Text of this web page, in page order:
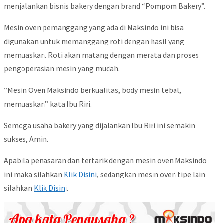
menjalankan bisnis bakery dengan brand “Pompom Bakery”.
Mesin oven pemanggang yang ada di Maksindo ini bisa
digunakan untuk memanggang roti dengan hasil yang
memuaskan. Roti akan matang dengan merata dan proses
pengoperasian mesin yang mudah.
“Mesin Oven Maksindo berkualitas, body mesin tebal,
memuaskan” kata Ibu Riri.
Semoga usaha bakery yang dijalankan Ibu Riri ini semakin
sukses, Amin.
Apabila penasaran dan tertarik dengan mesin oven Maksindo
ini maka silahkan Klik Disini, sedangkan mesin oven tipe lain
silahkan Klik Disini.